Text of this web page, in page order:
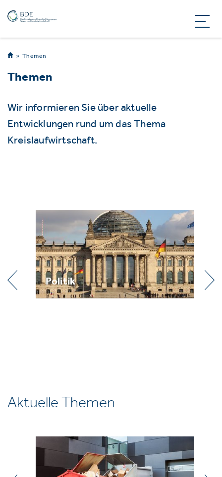
Themen
Themen
Wir informieren Sie über aktuelle
Entwicklungen rund um das Thema
Kreislaufwirtschaft.
Politik
Aktuelle Themen